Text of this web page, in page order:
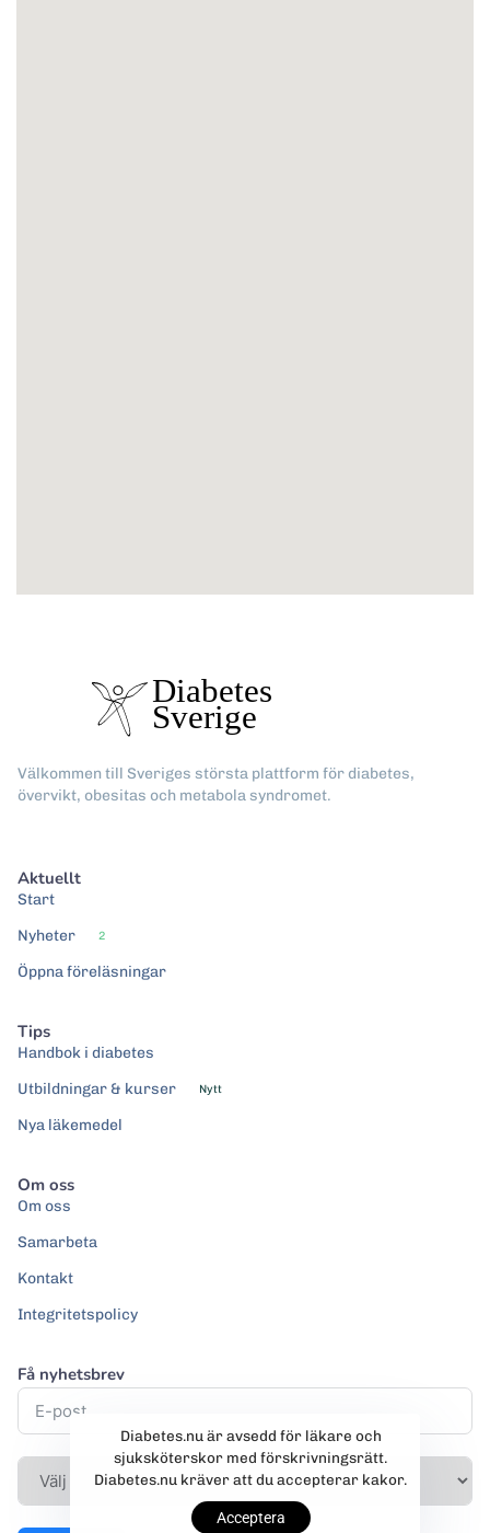
Välkommen till Sveriges största plattform för diabetes,
övervikt, obesitas och metabola syndromet.
Aktuellt
Start
Nyheter
2
Öppna föreläsningar
Tips
Handbok i diabetes
Utbildningar & kurser
Nytt
Nya läkemedel
Om oss
Om oss
Samarbeta
Kontakt
Integritetspolicy
Få nyhetsbrev
Diabetes.nu är avsedd för läkare och
sjuksköterskor med förskrivningsrätt.
Diabetes.nu kräver att du accepterar kakor.
Acceptera